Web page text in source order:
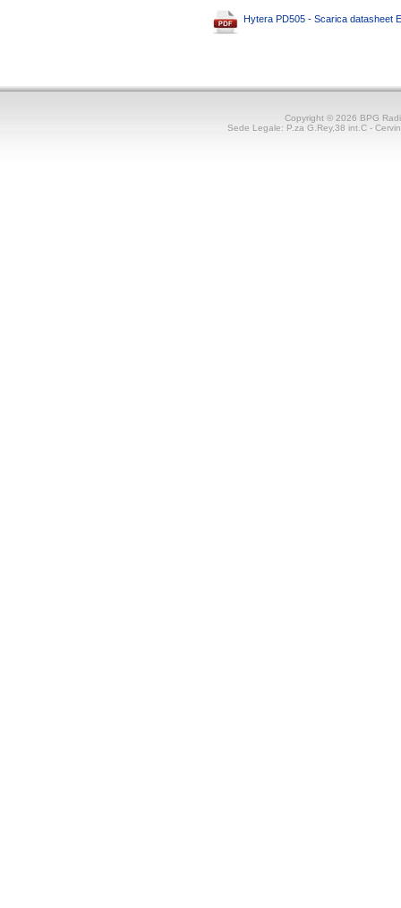
Hytera PD505 - Scarica datasheet
Copyright © 2026 BPG
Sede Legale: P.za G.Rey,38 int.C -